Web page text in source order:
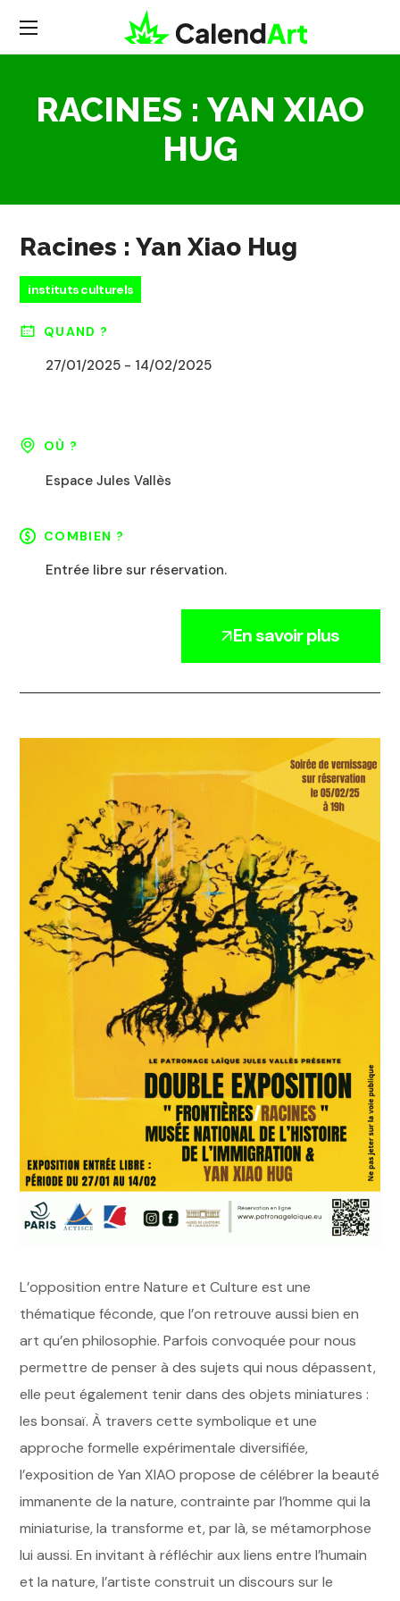
RACINES : YAN XIAO
HUG
Racines : Yan Xiao Hug
instituts culturels
QUAND ?
27/01/2025 - 14/02/2025
OÙ ?
Espace Jules Vallès
COMBIEN ?
Entrée libre sur réservation.
En savoir plus
L’opposition entre Nature et Culture est une
thématique féconde, que l’on retrouve aussi bien en
art qu’en philosophie. Parfois convoquée pour nous
permettre de penser à des sujets qui nous dépassent,
elle peut également tenir dans des objets miniatures :
les bonsaï. À travers cette symbolique et une
approche formelle expérimentale diversifiée,
l’exposition de Yan XIAO propose de célébrer la beauté
immanente de la nature, contrainte par l’homme qui la
miniaturise, la transforme et, par là, se métamorphose
lui aussi. En invitant à réfléchir aux liens entre l’humain
et la nature, l’artiste construit un discours sur le